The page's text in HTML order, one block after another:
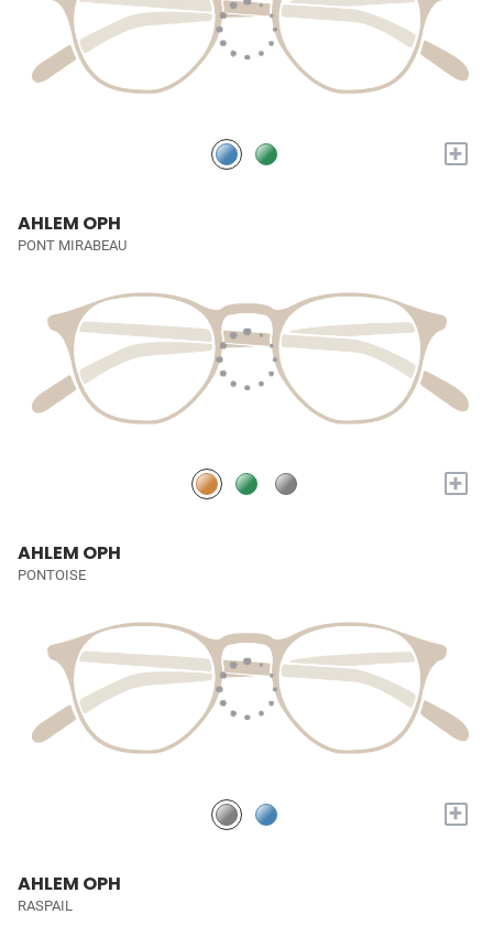
+
AHLEM OPH
PONT MIRABEAU
+
AHLEM OPH
PONTOISE
+
AHLEM OPH
RASPAIL